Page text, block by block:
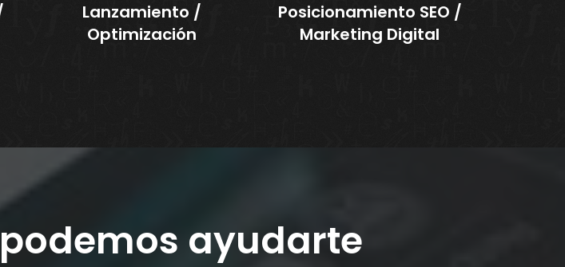
Lanzamiento /
Optimización
Posicionamiento SEO /
Marketing Digital
ayudarte